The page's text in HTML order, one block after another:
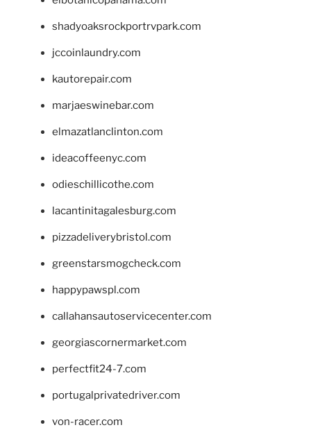
shadyoaksrockportrvpark.com
jccoinlaundry.com
kautorepair.com
marjaeswinebar.com
elmazatlanclinton.com
ideacoffeenyc.com
odieschillicothe.com
lacantinitagalesburg.com
pizzadeliverybristol.com
greenstarsmogcheck.com
happypawspl.com
callahansautoservicecenter.com
georgiascornermarket.com
perfectfit24-7.com
portugalprivatedriver.com
von-racer.com